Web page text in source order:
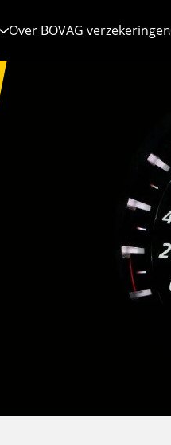
Over BOVAG verzekeringen